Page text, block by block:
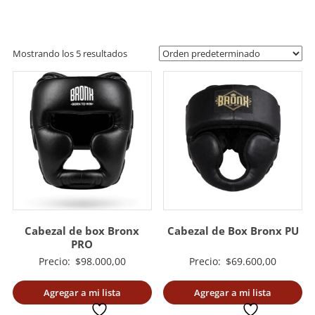
Mostrando los 5 resultados
Cabezal de box Bronx
PRO
Precio: $98.000,00
Agregar a mi lista
Cabezal de Box Bronx PU
Precio: $69.600,00
Agregar a mi lista